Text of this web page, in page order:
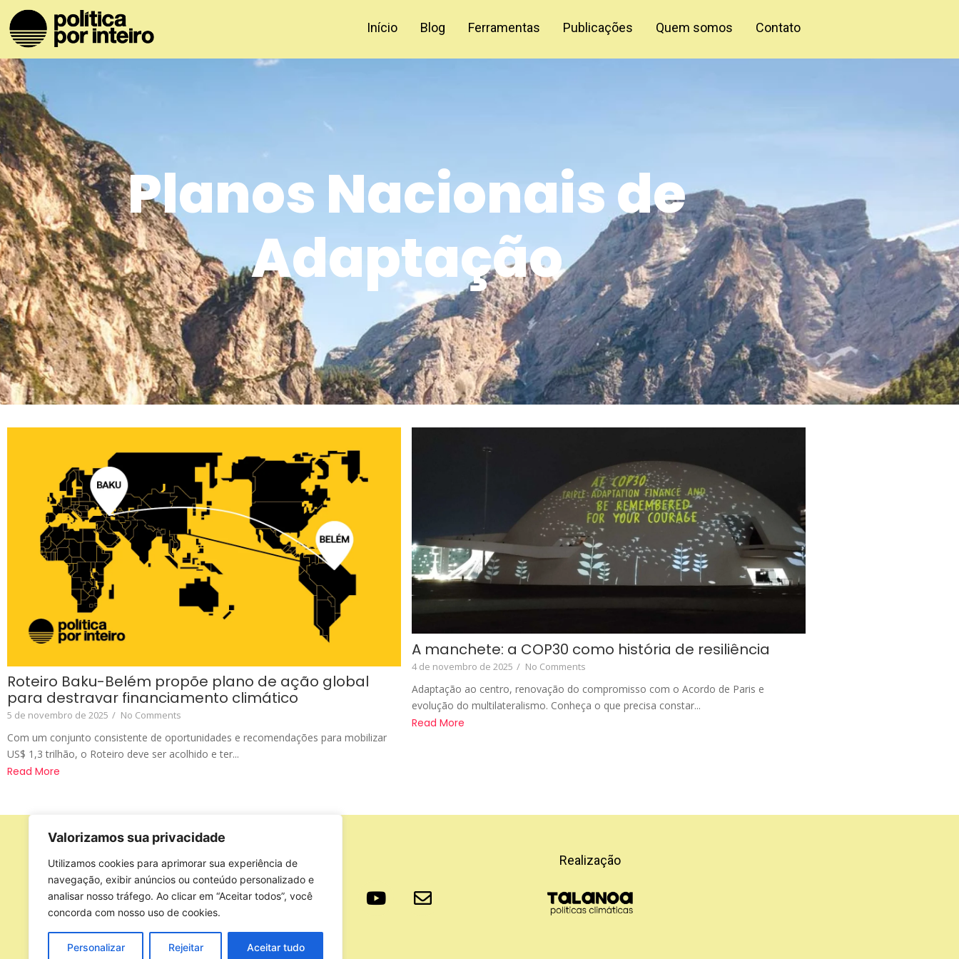
Valorizamos sua privacidade
Utilizamos cookies para aprimorar sua experiência de
navegação, exibir anúncios ou conteúdo personalizado e
analisar nosso tráfego. Ao clicar em “Aceitar todos”, você
concorda com nosso uso de cookies.
Personalizar Rejeitar Aceitar tudo
Início Blog Ferramentas Publicações Quem somos Contato
Planos Nacionais de
Adaptação
Roteiro Baku-Belém propõe plano de ação global
para destravar financiamento climático
5 de novembro de 2025 / No Comments
Com um conjunto consistente de oportunidades e recomendações para mobilizar
US$ 1,3 trilhão, o Roteiro deve ser acolhido e ter...
Read More
A manchete: a COP30 como história de resiliência
4 de novembro de 2025 / No Comments
Adaptação ao centro, renovação do compromisso com o Acordo de Paris e
evolução do multilateralismo. Conheça o que precisa constar...
Read More
Apoio Realização